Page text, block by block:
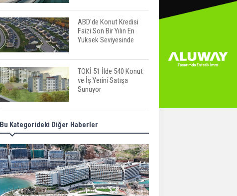
ABD'de Konut Kredisi
Faizi Son Bir Yılın En
Yüksek Seviyesinde
TOKİ 51 İlde 540 Konut
ve İş Yerini Satışa
Sunuyor
Yatırımcıların Bina Tercihi
Değişiyor: Dijital Altyapı
TOKİ'nin Kiralık Sosyal
Konut Modeli Kiraları
Düşürür Mü?
Bu Kategorideki Diğer Haberler